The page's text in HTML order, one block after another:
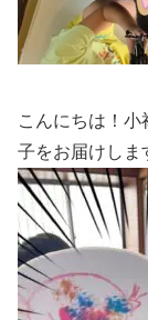
こんにちは！
子をお届けしま